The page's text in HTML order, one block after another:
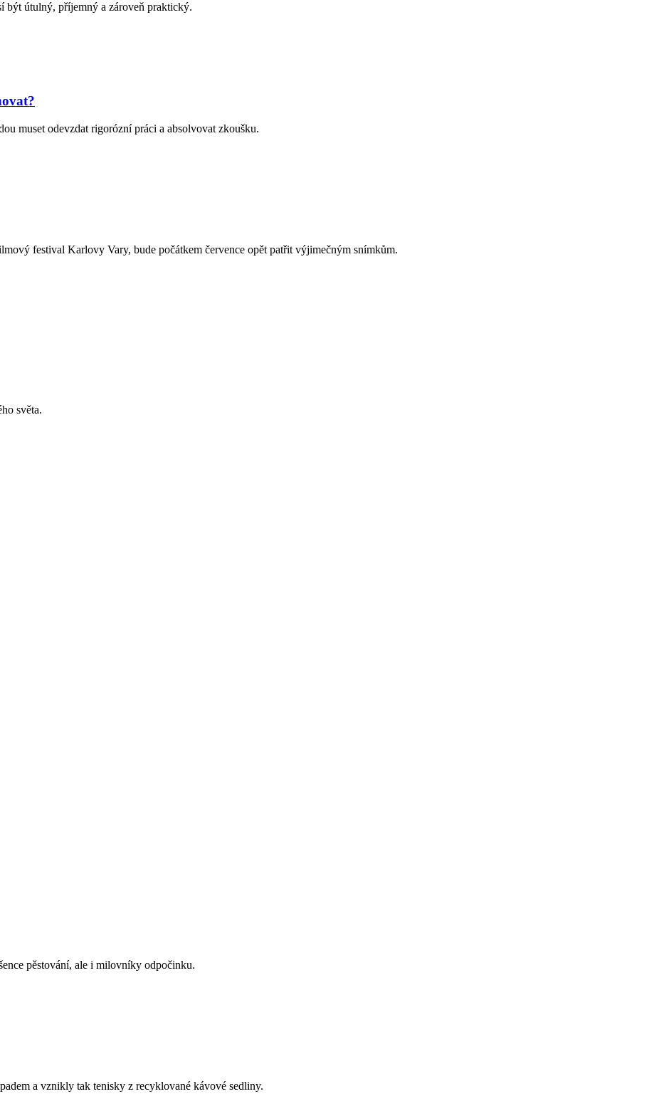
být útulný, příjemný a zároveň praktický.
muset odevzdat rigorózní práci a absolvovat zkoušku.
festival Karlovy Vary, bude počátkem července opět patřit výjimečným snímkům.
světa.
pěstování, ale i milovníky odpočinku.
a vznikly tak tenisky z recyklované kávové sedliny.